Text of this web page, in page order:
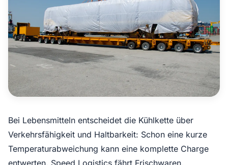
Bei Lebensmitteln entscheidet die Kühlkette über
Verkehrsfähigkeit und Haltbarkeit: Schon eine kurze
Temperaturabweichung kann eine komplette Charge